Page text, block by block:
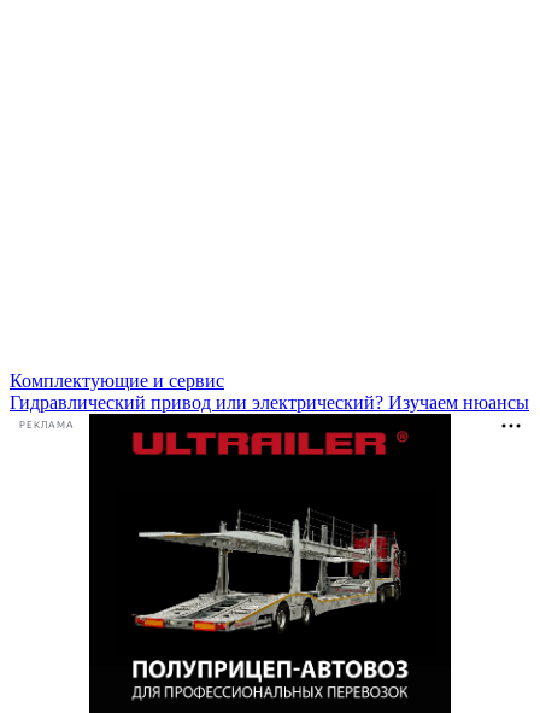
Комплектующие и сервис
Гидравлический привод или электрический? Изучаем нюансы
РЕКЛАМА